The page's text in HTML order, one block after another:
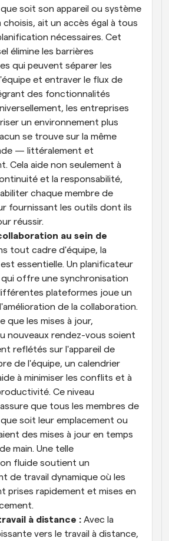
que soit son appareil ou système
ait un accès égal à tous
nécessaires. Cet
élimine les barrières
qui peuvent séparer les
et entraver le flux de
des fonctionnalités
les entreprises
un environnement plus
se trouve sur la même
— littéralement et
Cela aide non seulement à
et la responsabilité,
chaque membre de
fournissant les outils dont ils
réussir.
au sein de
tout cadre d'équipe, la
essentielle. Un planificateur
offre une synchronisation
plateformes joue un
de la collaboration.
que les mises à jour,
nouveaux rendez-vous soient
reflétés sur l'appareil de
de l'équipe, un calendrier
à minimiser les conflits et à
Ce niveau
que tous les membres de
que soit leur emplacement ou
des mises à jour en temps
main. Une telle
fluide soutient un
de travail dynamique où les
prises rapidement et mises en
à distance : Avec la
vers le travail à distance,